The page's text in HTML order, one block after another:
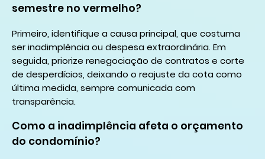
semestre no vermelho?
Primeiro, identifique a causa principal, que costuma
ser inadimplência ou despesa extraordinária. Em
seguida, priorize renegociação de contratos e corte
de desperdícios, deixando o reajuste da cota como
última medida, sempre comunicada com
transparência.
Como a inadimplência afeta o orçamento
do condomínio?